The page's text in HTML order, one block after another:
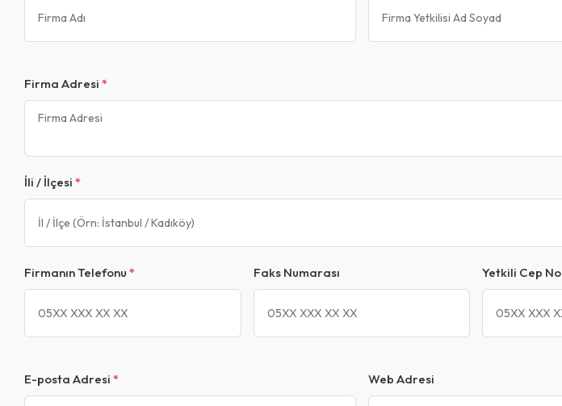
Firma Adresi *
İli / İlçesi *
Firmanın Telefonu * Faks Numarası Yetkili Cep No
E-posta Adresi * Web Adresi